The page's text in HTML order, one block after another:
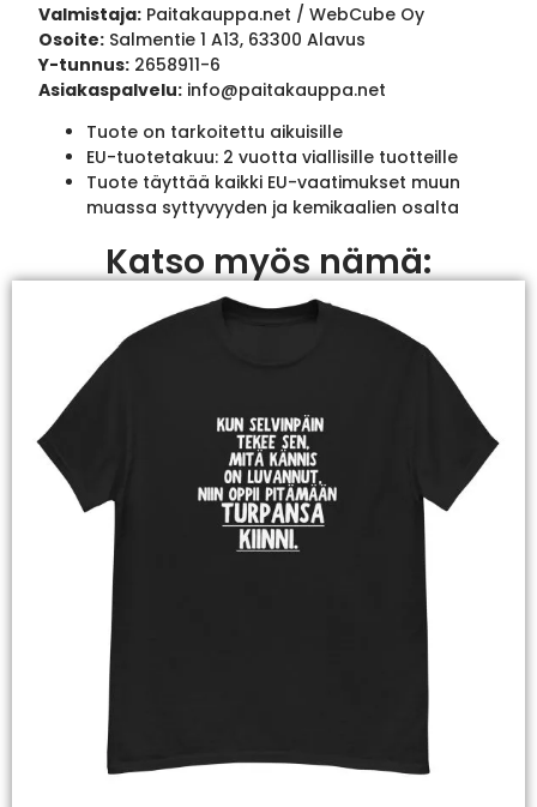
Valmistaja: Paitakauppa.net / WebCube Oy
Osoite: Salmentie 1 A13, 63300 Alavus
Y-tunnus: 2658911-6
Asiakaspalvelu: info@paitakauppa.net
Tuote on tarkoitettu aikuisille
EU-tuotetakuu: 2 vuotta viallisille tuotteille
Tuote täyttää kaikki EU-vaatimukset muun
muassa syttyvyyden ja kemikaalien osalta
Katso myös nämä: